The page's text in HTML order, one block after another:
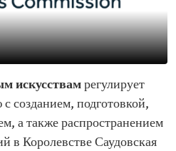
искусствамрегулирует
созданием, подготовкой,
а также распространением
в Королевстве Саудовская